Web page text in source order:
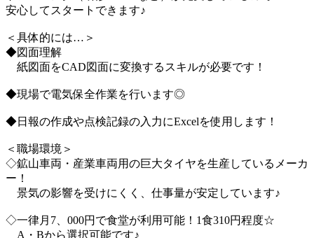
安心してスタートできます♪
＜具体的には…＞
◆図面理解
紙図面をCAD図面に変換するスキルが必要です！
◆現場で電気保全作業を行います◎
◆日報の作成や点検記録の入力にExcelを使用します！
＜職場環境＞
◇鉱山車両・産業車両用の巨大タイヤを生産しているメーカ
ー！
景気の影響を受けにくく、仕事量が安定しています♪
◇一律月7、000円で食堂が利用可能！1食310円程度☆
A・Bから選択可能です♪